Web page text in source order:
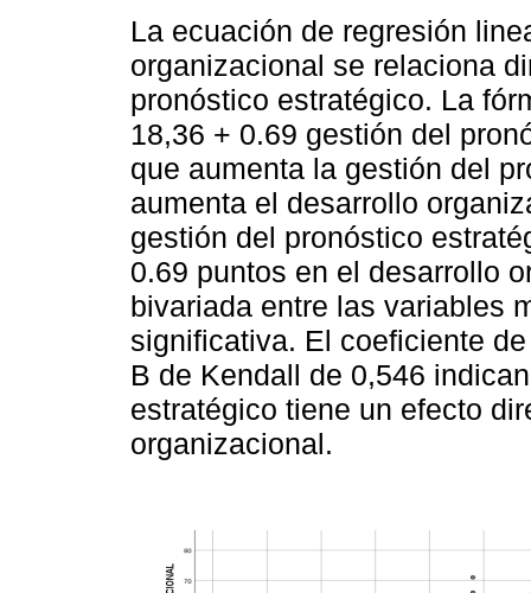
La ecuación de regresión
organizacional se relaciona
pronóstico estratégico. La
18,36 + 0.69 gestión del
que aumenta la gestión del
aumenta el desarrollo
gestión del pronóstico
0.69 puntos en el desarrollo
bivariada entre las variables
significativa. El coeficiente
B de Kendall de 0,546
estratégico tiene un efecto
organizacional.